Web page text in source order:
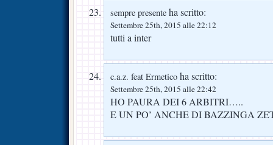
sempre presente ha scritto:
Settembre 25th, 2015 alle 22:12
tutti a inter
c.a.z. feat Ermetico ha scritto:
Settembre 25th, 2015 alle 22:42
HO PAURA DEI 6 ARBITRI…..
E UN PO’ ANCHE DI BAZZINGA